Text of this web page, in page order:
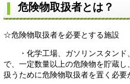
危険物取扱者とは？
☆危険物取扱者を必要とする施設
・化学工場、ガソリンスタンド
で、一定数量以上の危険物を貯蔵
扱うために危険物取扱者を置く必要